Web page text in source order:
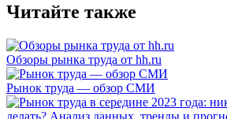
Читайте также
Обзоры рынка труда от hh.ru
Рынок труда — обзор СМИ